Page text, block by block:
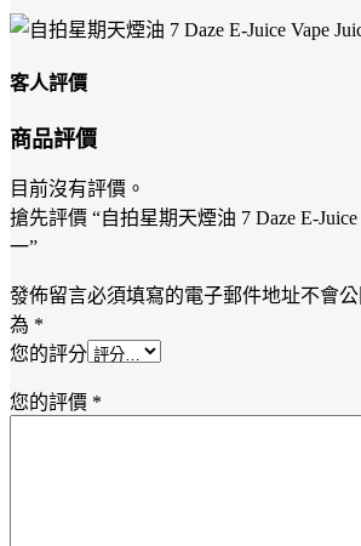
客人評價
商品評價
目前沒有評價。
搶先評價 “自拍星期天煙油 7 Daze E-Juice
一”
發佈留言必須填寫的電子郵件地址不會公
為 *
您的評分
您的評價 *